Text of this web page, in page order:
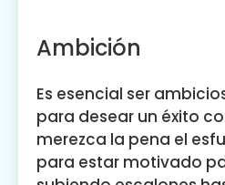
Ambición
Es esencial ser
para desear un éxito
merezca la pena el
para estar motivado